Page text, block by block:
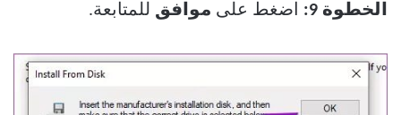
الخطوة 9: اضغط على موافق للمتابعة.